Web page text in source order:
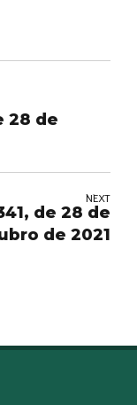
28 de
NEXT
de 28 de
de 2021